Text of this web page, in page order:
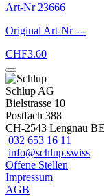
Art-Nr 23666
Original Art-Nr---
CHF3.60
Schlup AG
Bielstrasse 10
Postfach 388
CH-2543 Lengnau BE
032 653 16 11
info@schlup.swiss
Offene Stellen
Impressum
AGB